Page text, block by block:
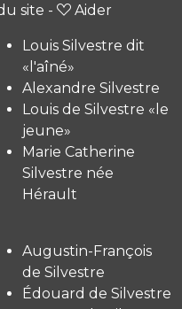
site - Aider
Louis Silvestre dit
«l'aîné»
Alexandre Silvestre
Louis de Silvestre «le
jeune»
Marie Catherine
Silvestre née
Hérault
Augustin-François
de Silvestre
Édouard de Silvestre